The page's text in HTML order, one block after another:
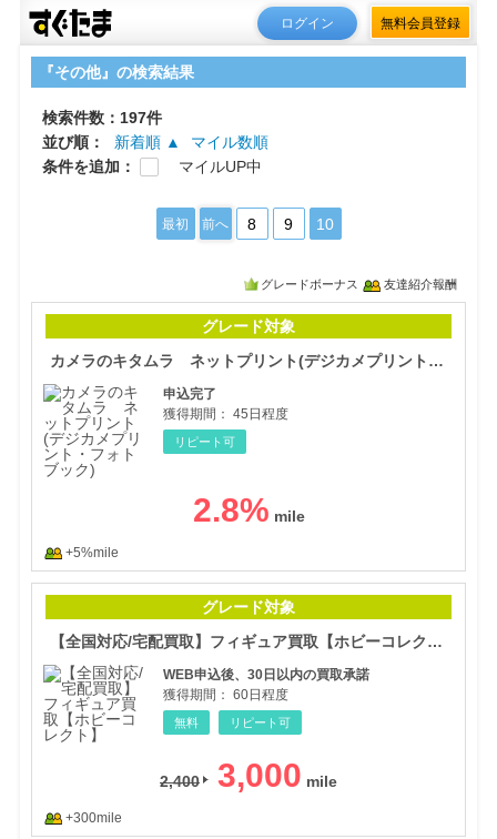
ログイン 無料会員登録
『その他』の検索結果
検索件数：197件
並び順：
新着順 ▲
マイル数順
条件を追加：
マイルUP中
最初 前へ 8 9 10
グレードボーナス 友達紹介報酬
グレード対象
カメラのキタムラ ネットプリント(デジカメプリント・フォトブック)
申込完了
獲得期間： 45日程度
リピート可
2.8%
+5%mile
グレード対象
【全国対応/宅配買取】フィギュア買取【ホビーコレクト】
WEB申込後、30日以内の買取承諾
獲得期間： 60日程度
無料 リピート可
2,400 3,000
+300mile